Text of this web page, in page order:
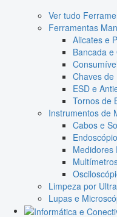
Ver tudo
Ferramentas
Alicates e
Bancada e
Chaves de
ESD e
Tornos de
Instrumentos de
Cabos e
Medidores
Limpeza por
Lupas e